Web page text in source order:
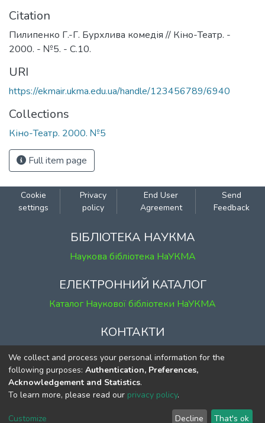
Citation
Пилипенко Г.-Г. Бурхлива комедія // Кіно-Театр. -
2000. - №5. - С.10.
URI
https://ekmair.ukma.edu.ua/handle/123456789/6940
Collections
Кіно-Театр. 2000. №5
Full item page
Cookie
settings
Privacy
policy
End User
Agreement
Send
Feedback
БІБЛІОТЕКА НАУКМА
Наукова бібліотека НаУКМА
ЕЛЕКТРОННИЙ КАТАЛОГ
Каталог Наукової бібліотеки НаУКМА
КОНТАКТИ
м. Київ, вул. Григорія Сковороди, 2
к. 1, к. 120
тел. (044) 463-69-31
ekmair@ukma.edu.ua
We collect and process your personal information for the
following purposes: Authentication, Preferences,
Acknowledgement and Statistics.
To learn more, please read our privacy policy.
Customize Decline That's ok